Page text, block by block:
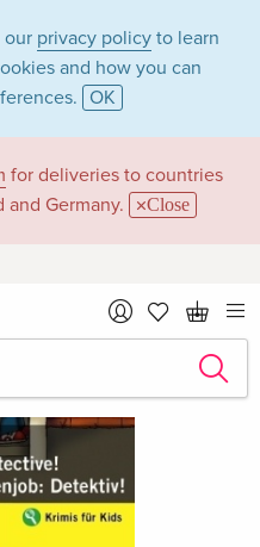
our privacy policy to learn
and how you can
OK
for deliveries to countries
Germany.
Close